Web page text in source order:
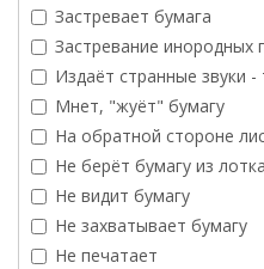
Застревает бумага
Застревание инородных
Издаёт странные звуки -
Мнет, "жуёт" бумагу
На обратной стороне
Не берёт бумагу из лотка
Не видит бумагу
Не захватывает бумагу
Не печатает